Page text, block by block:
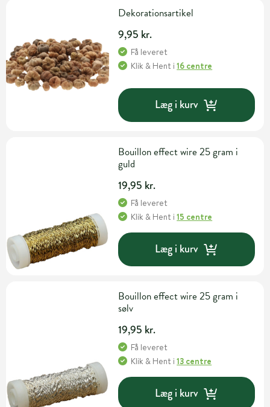
Dekorationsartikel
9,95 kr.
Få leveret
Klik & Hent i16 centre
Læg i kurv
Bouillon effect wire 25 gram i
guld
19,95 kr.
Få leveret
Klik & Hent i15 centre
Læg i kurv
Bouillon effect wire 25 gram i
sølv
19,95 kr.
Få leveret
Klik & Hent i13 centre
Læg i kurv